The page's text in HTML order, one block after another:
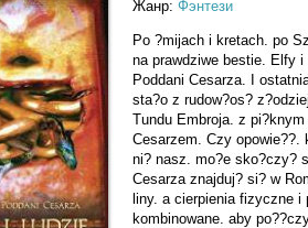
Жанр: Фэнтези
Po ?mijach i kretach. po
na prawdziwe bestie. Elfy
Poddani Cesarza. I
sta?o z rudow?os?
Tundu Embroja. z
Cesarzem. Czy opowie??.
ni? nasz. mo?e sko?czy?
Cesarza znajduj? si? w
liny. a cierpienia fizyczne
kombinowane. aby